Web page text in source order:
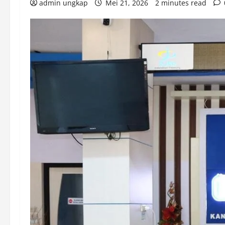
admin ungkap Mei 21, 2026 2 minutes read